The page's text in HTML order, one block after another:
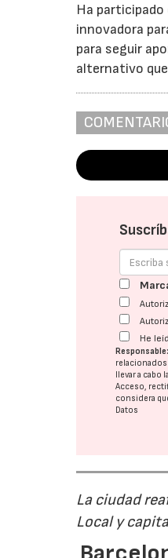
Ha
innovadora
para seguir
alternativo
He
Responsable:
llevar a
Acceso,
considera
Datos
La ciudad
Local y